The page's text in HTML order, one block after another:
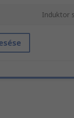
Induktor